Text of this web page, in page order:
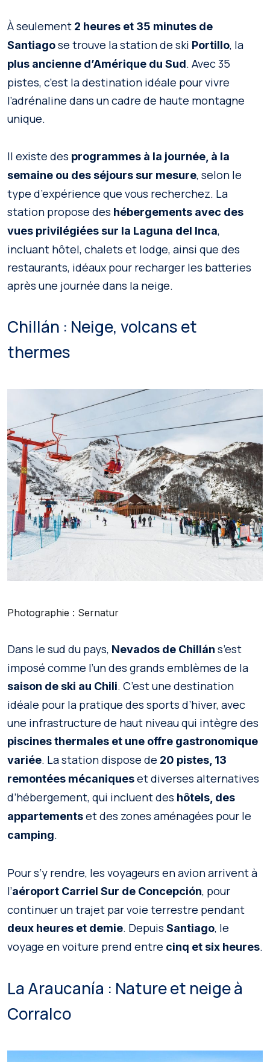
À seulement 2 heures et 35 minutes de
Santiagose trouve la station de ski Portillo, la
plus ancienne d’Amérique du Sud. Avec 35
pistes, c’est la destination idéale pour vivre
l’adrénaline dans un cadre de haute montagne
unique.
Il existe des programmes à la journée, à la
semaine ou des séjours sur mesure, selon le
type d’expérience que vous recherchez. La
station propose des hébergements avec des
vues privilégiées sur la Laguna del Inca,
incluant hôtel, chalets et lodge, ainsi que des
restaurants, idéaux pour recharger les batteries
après une journée dans la neige.
Chillán : Neige, volcans et
thermes
Photographie : Sernatur
Dans le sud du pays, Nevados de Chillán s’est
imposé comme l’un des grands emblèmes de la
saison de ski au Chili. C’est une destination
idéale pour la pratique des sports d’hiver, avec
une infrastructure de haut niveau qui intègre des
piscines thermales et une offre gastronomique
variée. La station dispose de 20 pistes, 13
remontées mécaniqueset diverses alternatives
d’hébergement, qui incluent des hôtels, des
appartementset des zones aménagées pour le
camping.
Pour s’y rendre, les voyageurs en avion arrivent à
l’aéroport Carriel Sur de Concepción, pour
continuer un trajet par voie terrestre pendant
deux heures et demie. Depuis Santiago, le
voyage en voiture prend entre cinq et six heures.
La Araucanía : Nature et neige à
Corralco